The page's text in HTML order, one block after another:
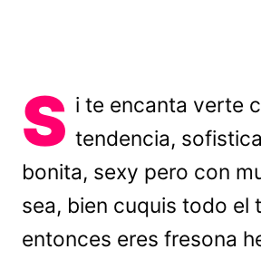
S i te encanta verte
tendencia,
bonita, sexy pero con
sea, bien cuquis todo el
entonces eres fresona